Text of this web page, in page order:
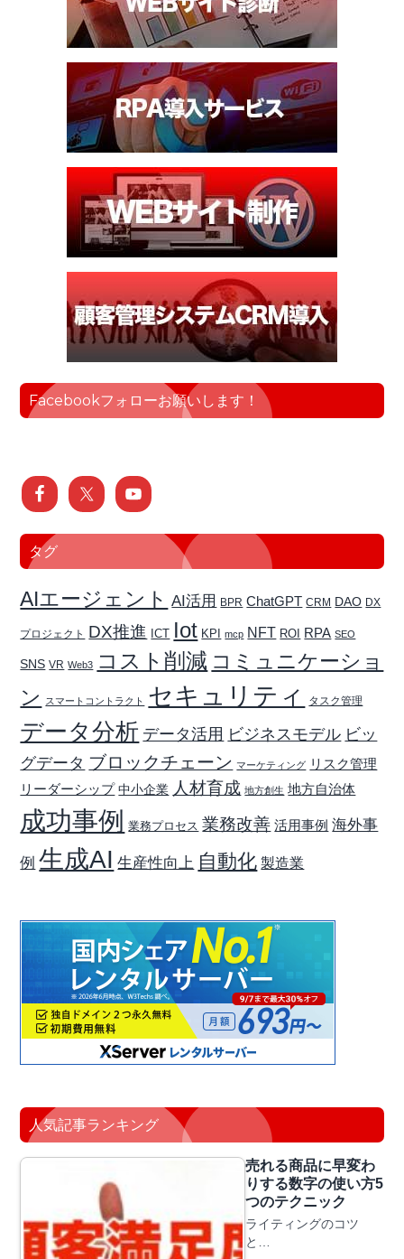
Facebookフォローお願いします！
タグ
AIエージェント AI活用 BPR ChatGPT CRM DAO DX
プロジェクト DX推進 ICT Iot KPI mcp NFT ROI RPA SEO
SNS VR Web3 コスト削減 コミュニケーショ
ン
スマートコントラクト セキュリティ タスク管理
データ分析 データ活用 ビジネスモデル ビッ
グデータ ブロックチェーン マーケティング リスク管理
リーダーシップ 中小企業 人材育成 地方創生 地方自治体
成功事例 業務プロセス 業務改善 活用事例 海外事
例 生成AI 生産性向上 自動化 製造業
人気記事ランキング
売れる商品に早変わ
りする数字の使い方5
つのテクニック
ライティングのコツ
と…